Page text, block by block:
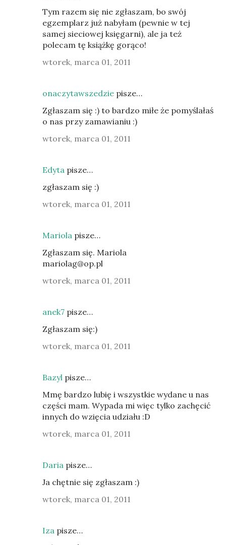
Tym razem się nie zgłaszam, bo swój
egzemplarz już nabyłam (pewnie w tej
samej sieciowej księgarni), ale ja też
polecam tę książkę gorąco!
wtorek, marca 01, 2011
onaczytawszedzie pisze…
Zgłaszam się :) to bardzo miłe że pomyślałaś
o nas przy zamawianiu :)
wtorek, marca 01, 2011
Edyta pisze…
zgłaszam się :)
wtorek, marca 01, 2011
Mariola pisze…
Zgłaszam się. Mariola
mariolag@op.pl
wtorek, marca 01, 2011
anek7 pisze…
Zgłaszam się:)
wtorek, marca 01, 2011
Bazyl pisze…
Mmę bardzo lubię i wszystkie wydane u nas
części mam. Wypada mi więc tylko zachęcić
innych do wzięcia udziału :D
wtorek, marca 01, 2011
Daria pisze…
Ja chętnie się zgłaszam :)
wtorek, marca 01, 2011
Iza pisze…